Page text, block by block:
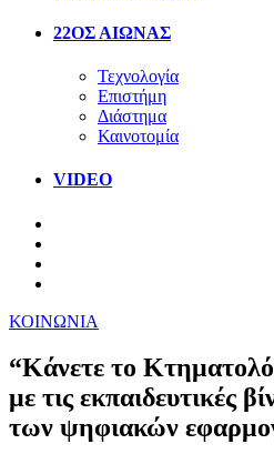
22ΟΣ ΑΙΩΝΑΣ
Τεχνολογία
Επιστήμη
Διάστημα
Καινοτομία
VIDEO
ΚΟΙΝΩΝΙΑ
“Κάνετε το
με τις εκπαιδευτικές
των ψηφιακών